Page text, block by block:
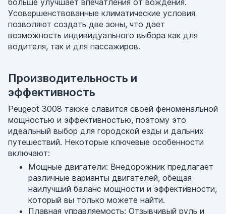
больше улучшает впечатления от вождения.
Усовершенствованные климатические условия
позволяют создать две зоны, что дает
возможность индивидуального выбора как для
водителя, так и для пассажиров.
Производительность и
эффективность
Peugeot 3008 также славится своей феноменальной
мощностью и эффективностью, поэтому это
идеальный выбор для городской езды и дальних
путешествий. Некоторые ключевые особенности
включают:
Мощные двигатели: Внедорожник предлагает
различные варианты двигателей, обещая
наилучший баланс мощности и эффективности,
который вы только можете найти.
Плавная управляемость: Отзывчивый руль и